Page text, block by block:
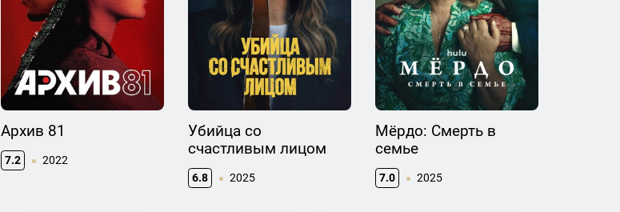
Архив 81
7.2 2022
Убийца со
счастливым лицом
6.8 2025
Мёрдо: Смерть в
семье
7.0 2025